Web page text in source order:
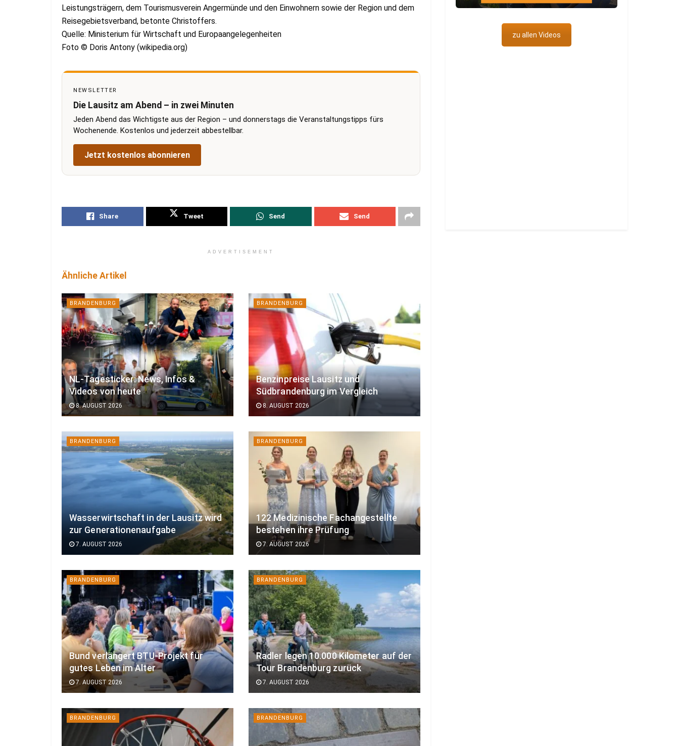
Leistungsträgern, dem Tourismusverein Angermünde und den Einwohnern sowie der Region und dem
Reisegebietsverband, betonte Christoffers.
Quelle: Ministerium für Wirtschaft und Europaangelegenheiten
Foto © Doris Antony (wikipedia.org)
NEWSLETTER
Die Lausitz am Abend – in zwei Minuten
Jeden Abend das Wichtigste aus der Region – und donnerstags die Veranstaltungstipps fürs
Wochenende. Kostenlos und jederzeit abbestellbar.
Jetzt kostenlos abonnieren
Share Tweet Send Send
ADVERTISEMENT
Ähnliche Artikel
BRANDENBURG
NL-Tagesticker: News, Infos &
Videos von heute
8. AUGUST 2026
BRANDENBURG
Benzinpreise Lausitz und
Südbrandenburg im Vergleich
8. AUGUST 2026
BRANDENBURG
Wasserwirtschaft in der Lausitz wird
zur Generationenaufgabe
7. AUGUST 2026
BRANDENBURG
122 Medizinische Fachangestellte
bestehen ihre Prüfung
7. AUGUST 2026
BRANDENBURG
Bund verlängert BTU-Projekt für
gutes Leben im Alter
7. AUGUST 2026
BRANDENBURG
Radler legen 10.000 Kilometer auf der
Tour Brandenburg zurück
7. AUGUST 2026
BRANDENBURG BRANDENBURG
zu allen Videos